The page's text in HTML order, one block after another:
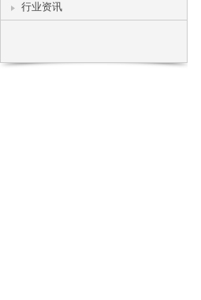
崇越新材料纳米银线或
美科学家研制出可杀死肿
直久必弯，首个塑料柔
美公司发明柔性电路板,
触控面板新兴材料大对
关于纳米科技和纳米材
柔性电子将“颠覆”智能
预计2018年量子膜的成
行业资讯